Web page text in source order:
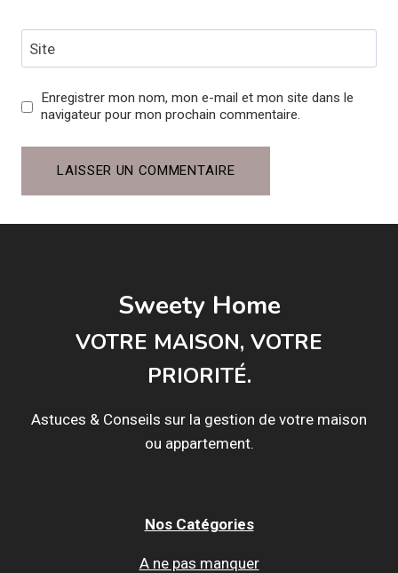
Site
Enregistrer mon nom, mon e-mail et mon site dans le
navigateur pour mon prochain commentaire.
Sweety Home
VOTRE MAISON, VOTRE
PRIORITÉ.
Astuces & Conseils sur la gestion de votre maison
ou appartement.
Nos Catégories
A ne pas manquer